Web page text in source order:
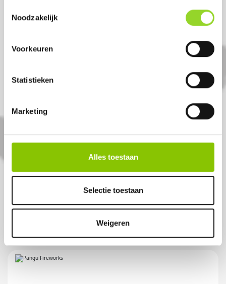
Noodzakelijk
Voorkeuren
Statistieken
Marketing
Alles toestaan
Selectie toestaan
Weigeren
MAGNIFICENT
50 shots 30mm compound
Artikelnummer: DE3615
€ 99,- € 79,99